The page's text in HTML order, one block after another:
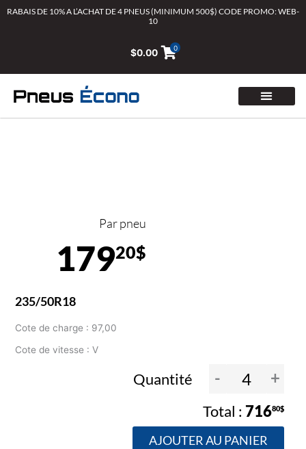
AllerRABAIS DE 10% A L’ACHAT DE 4 PNEUS (MINIMUM 500$) CODE PROMO: WEB-
10
$0.00 0
Par pneu
17920$
235/50R18
Cote de charge : 97,00
Cote de vitesse : V
Quantité - +
71680$
AJOUTER AU PANIER